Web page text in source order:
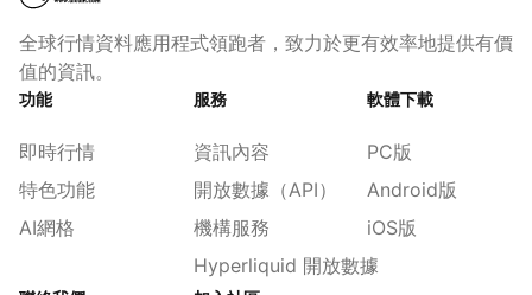
全球行情資料應用程式領跑者，致力於更有效率地提供有價
值的資訊。
功能
即時行情
特色功能
AI網格
服務
資訊內容
開放數據（API）
機構服務
Hyperliquid 開放數據
軟體下載
PC版
Android版
iOS版